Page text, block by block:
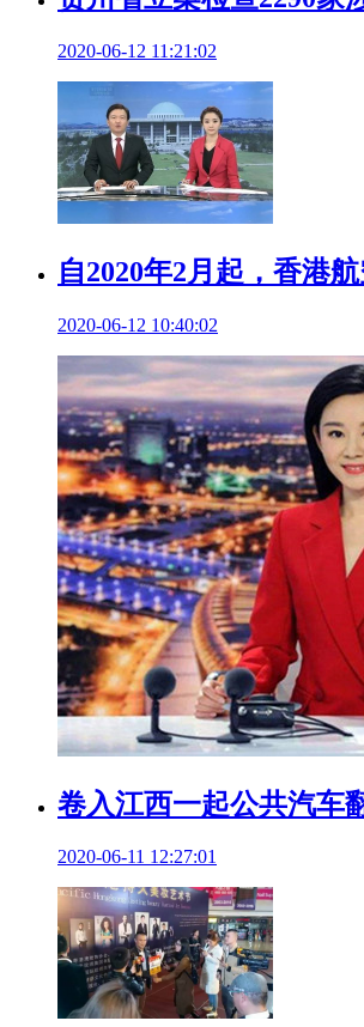
2020-06-12 11:21:02
自2020年2月起，香港
2020-06-12 10:40:02
卷入江西一起公共汽车
2020-06-11 12:27:01